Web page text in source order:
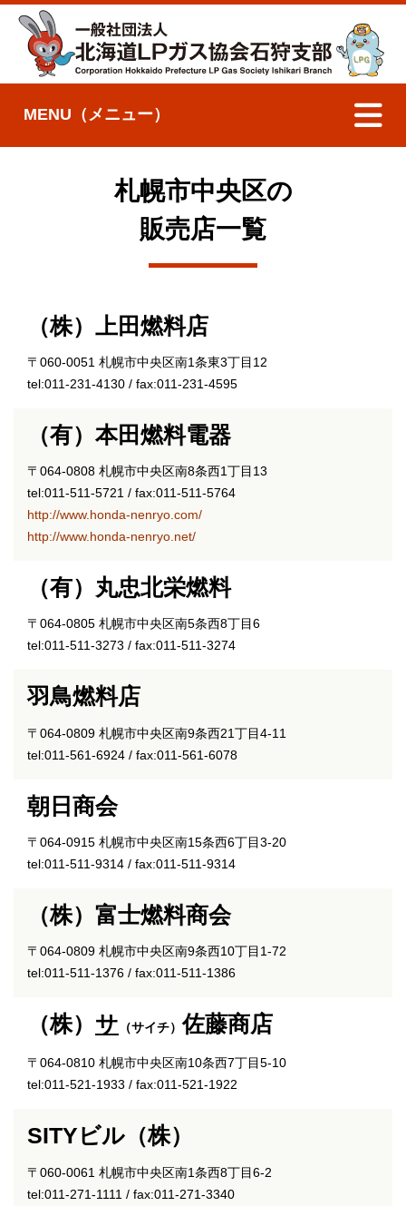
MENU（メニュー）
札幌市中央区の
販売店一覧
（株）上田燃料店
〒060-0051 札幌市中央区南1条東3丁目12
tel:011-231-4130 / fax:011-231-4595
（有）本田燃料電器
〒064-0808 札幌市中央区南8条西1丁目13
tel:011-511-5721 / fax:011-511-5764
http://www.honda-nenryo.com/
http://www.honda-nenryo.net/
（有）丸忠北栄燃料
〒064-0805 札幌市中央区南5条西8丁目6
tel:011-511-3273 / fax:011-511-3274
羽鳥燃料店
〒064-0809 札幌市中央区南9条西21丁目4-11
tel:011-561-6924 / fax:011-561-6078
朝日商会
〒064-0915 札幌市中央区南15条西6丁目3-20
tel:011-511-9314 / fax:011-511-9314
（株）富士燃料商会
〒064-0809 札幌市中央区南9条西10丁目1-72
tel:011-511-1376 / fax:011-511-1386
（株） サ （サイチ）佐藤商店
〒064-0810 札幌市中央区南10条西7丁目5-10
tel:011-521-1933 / fax:011-521-1922
SITYビル（株）
〒060-0061 札幌市中央区南1条西8丁目6-2
tel:011-271-1111 / fax:011-271-3340